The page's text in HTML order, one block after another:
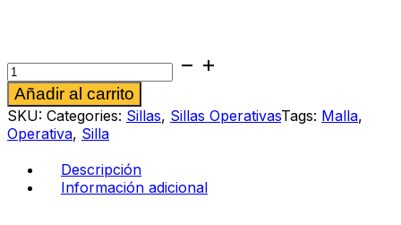
Silla
operativa
Rennatha
verde
cantidad
Añadir al carrito
SKU: Categories: Sillas, Sillas OperativasTags: Malla,
Operativa, Silla
Descripción
Información adicional